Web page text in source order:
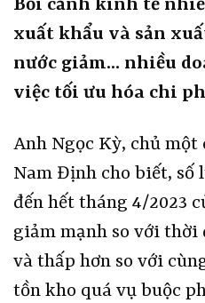
Bối cảnh kinh tế
xuất khẩu và sản
nước giảm… nhiều
việc tối ưu hóa chi
Anh Ngọc Kỳ, chủ
Nam Định cho biết, số
đến hết tháng 4/2023
giảm mạnh so với
và thấp hơn so với
tồn kho quá vụ buộc